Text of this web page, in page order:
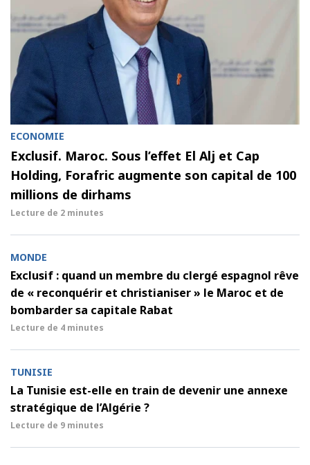
ECONOMIE
Exclusif. Maroc. Sous l’effet El Alj et Cap
Holding, Forafric augmente son capital de 100
millions de dirhams
Lecture de 2 minutes
MONDE
Exclusif : quand un membre du clergé espagnol rêve
de « reconquérir et christianiser » le Maroc et de
bombarder sa capitale Rabat
Lecture de 4 minutes
TUNISIE
La Tunisie est-elle en train de devenir une annexe
stratégique de l’Algérie ?
Lecture de 9 minutes